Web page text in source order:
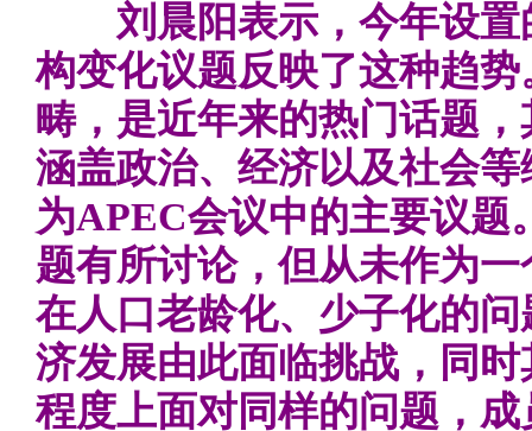
刘晨阳表示，今年设置
构变化议题反映了这种趋
畴，是近年来的热门话题
涵盖政治、经济以及社会
为APEC会议中的主要议题
题有所讨论，但从未作为
在人口老龄化、少子化的
济发展由此面临挑战，同
程度上面对同样的问题，